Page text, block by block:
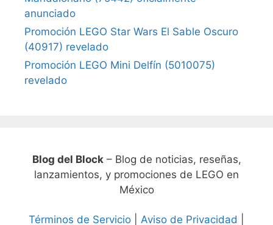
anunciado
Promoción LEGO Star Wars El Sable Oscuro
(40917) revelado
Promoción LEGO Mini Delfín (5010075)
revelado
Blog del Block– Blog de noticias, reseñas,
lanzamientos, y promociones de LEGO en
México
Términos de Servicio Aviso de Privacidad